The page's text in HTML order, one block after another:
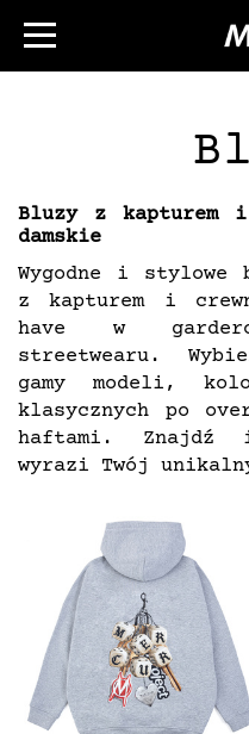
Bluzy z kapturem
damskie
Wygodne i stylowe
z kapturem i
have w
streetwearu.
gamy modeli,
klasycznych po
haftami. Znajdź
wyrazi Twój